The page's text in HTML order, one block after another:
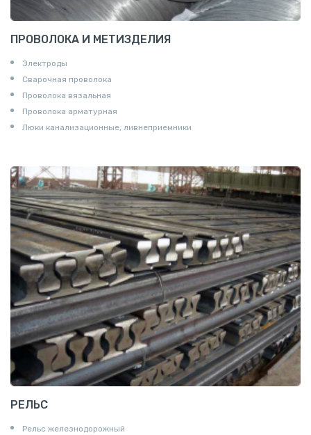
ПРОВОЛОКА И МЕТИЗДЕЛИЯ
Электроды
Сварочная проволока
Проволока вязальная
Проволока арматурная
Люки канализационные, ливнеприемники
РЕЛЬС
Рельс железнодорожный